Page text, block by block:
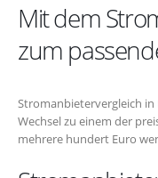
Mit dem
zum
Stromanbietervergleich
Wechsel zu einem der
mehrere hundert Euro